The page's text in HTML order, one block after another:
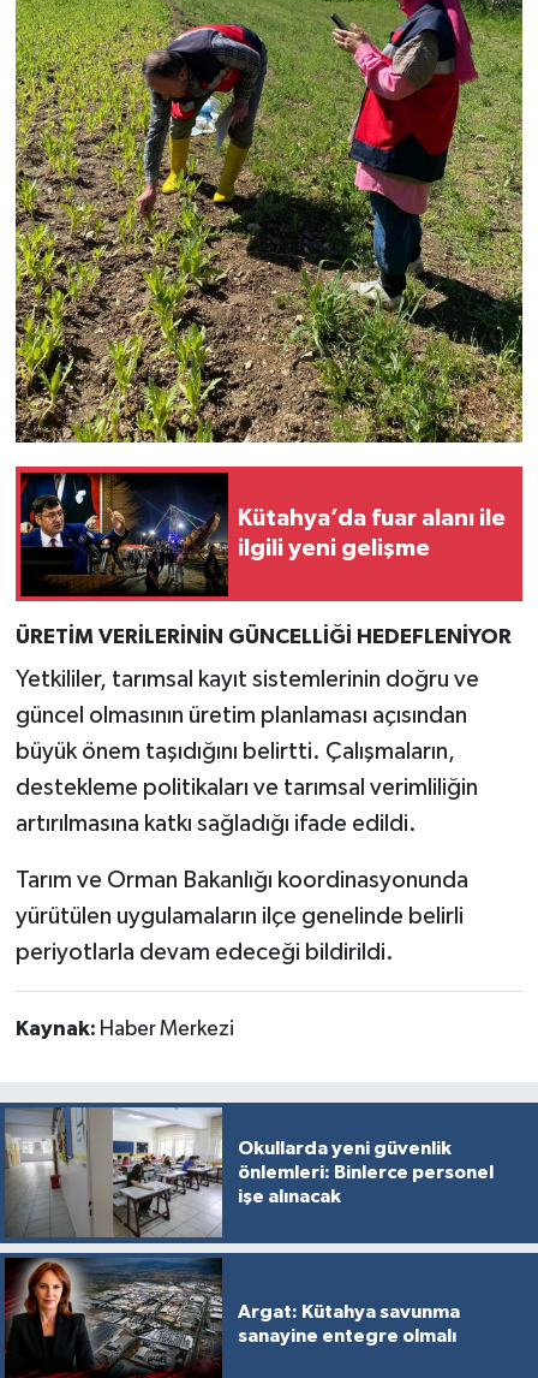
Kütahya’da fuar alanı ile
ilgili yeni gelişme
ÜRETİM VERİLERİNİN GÜNCELLİĞİ HEDEFLENİYOR
Yetkililer, tarımsal kayıt sistemlerinin doğru ve
güncel olmasının üretim planlaması açısından
büyük önem taşıdığını belirtti. Çalışmaların,
destekleme politikaları ve tarımsal verimliliğin
artırılmasına katkı sağladığı ifade edildi.
Tarım ve Orman Bakanlığı koordinasyonunda
yürütülen uygulamaların ilçe genelinde belirli
periyotlarla devam edeceği bildirildi.
Kaynak: Haber Merkezi
Okullarda yeni güvenlik
önlemleri: Binlerce personel
işe alınacak
Argat: Kütahya savunma
sanayine entegre olmalı
Simav
Siyaset
Spor
Tavşanlı
Teknoloji
Türkiye
Video Galeri
Yaşam
Yemek Tarifleri